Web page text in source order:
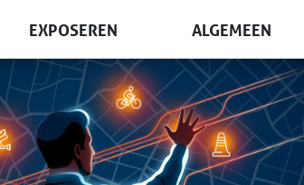
EXPOSEREN
Waarom exposeren?
Tarieven & opties
Plattegrond
Informatieaanvraag
Boek een stand
ALGEMEEN
Waar & wanneer
Nieuws
Terugblik
Beursorganisatie
Nieuwsbrief